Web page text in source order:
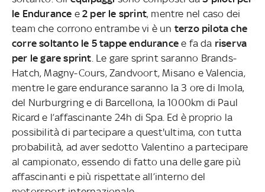
le Endurance e2 per le sprint, mentre nel caso dei
team che corrono entrambe vi è un terzo pilota che
corre soltanto le 5 tappe endurance e fa da riserva
per le gare sprint . Le gare sprint saranno Brands-
Hatch, Magny-Cours, Zandvoort, Misano e Valencia,
mentre le gare endurance saranno la 3 ore di Imola,
del Nurburgring e di Barcellona, la 1000km di Paul
Ricard e l’affascinante 24h di Spa. Ed è proprio la
possibilità di partecipare a quest'ultima, con tutta
probabilità, ad aver sedotto Valentino a partecipare
al campionato, essendo di fatto una delle gare più
affascinanti e più rispettate all’interno del